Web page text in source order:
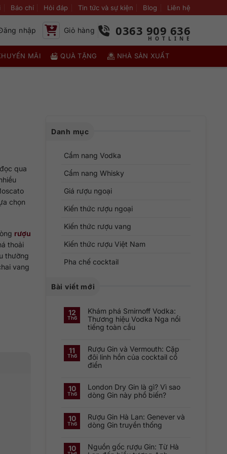
Báo chí Hỏi đáp Tin tức và sự kiện Blog Liên hệ
nhập Giỏ hàng 0363 909 636
MÃI QUÀ TẶNG NHÀ SẢN XUẤT
qua
chọn
rượu
thoải
thường
vang
Danh mục
Cẩm nang Vodka
Cẩm nang Whisky
Giá rượu ngoại
Kiến thức rượu ngoại
Kiến thức rượu vang
Kiến thức rượu Việt Nam
Pha chế cocktail
Bài viết mới
12
Th6
Khám phá Smirnoff Vodka:
Thương hiệu Vodka Nga nổi
tiếng toàn cầu
bình
luận
ở
Khám
phá
Thương
hiệu
Vodka
tiếng
toàn
cầu
11
Th6
Rượu Gin và Vermouth: Cặp
đôi linh hồn của cocktail cổ
điển
bình
luận
ở
Vermouth:
Cặp
của
cocktail
10
Th6
London Dry Gin là gì? Vì sao
dòng Gin này phổ biến?
bình
luận
ở
là
10
Th6
Rượu Gin Hà Lan: Genever và
dòng Gin truyền thống
bình
luận
10
Nguồn gốc rượu Gin: Từ Hà